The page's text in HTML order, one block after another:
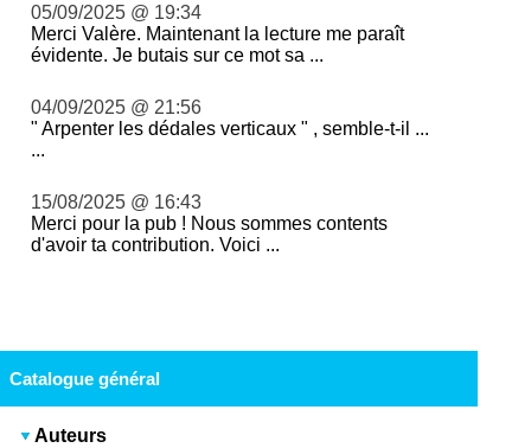
05/09/2025 @ 19:34
Merci Valère. Maintenant la lecture me paraît
évidente. Je butais sur ce mot sa ...
04/09/2025 @ 21:56
" Arpenter les dédales verticaux " , semble-t-il ...
...
15/08/2025 @ 16:43
Merci pour la pub ! Nous sommes contents
d'avoir ta contribution. Voici ...
Catalogue général
Auteurs